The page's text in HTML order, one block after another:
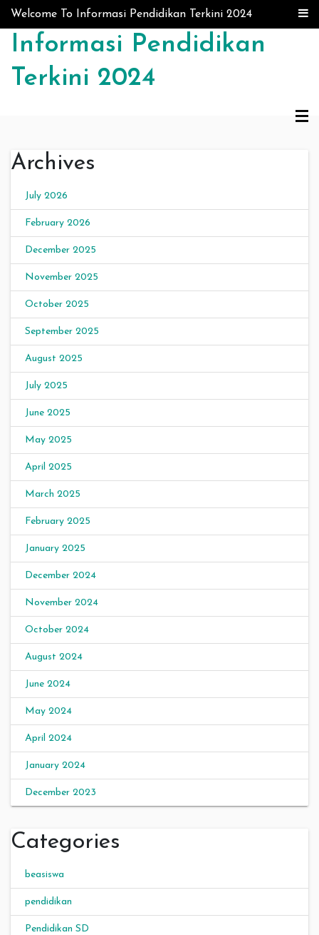
Skip to content
Welcome To Informasi Pendidikan Terkini 2024
Informasi Pendidikan
Terkini 2024
Archives
July 2026
February 2026
December 2025
November 2025
October 2025
September 2025
August 2025
July 2025
June 2025
May 2025
April 2025
March 2025
February 2025
January 2025
December 2024
November 2024
October 2024
August 2024
June 2024
May 2024
April 2024
January 2024
December 2023
Categories
beasiswa
pendidikan
Pendidikan SD